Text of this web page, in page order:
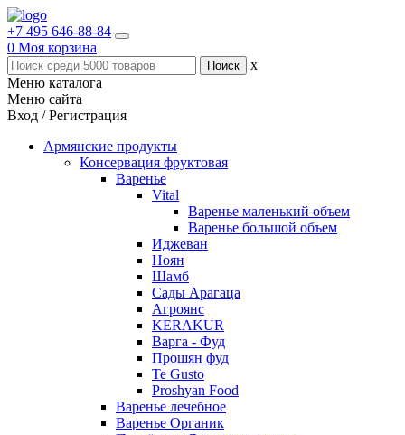
+7 495 646-88-84
0 Моя корзина
x
Меню каталога
Меню сайта
Вход / Регистрация
Армянские продукты
Консервация фруктовая
Варенье
Vital
Варенье маленький объем
Варенье большой объем
Иджеван
Ноян
Шамб
Сады Арагаца
Агроянс
KERAKUR
Варга - Фуд
Прошян фуд
Te Gusto
Proshyan Food
Варенье лечебное
Варенье Органик